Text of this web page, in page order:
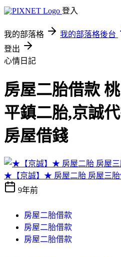
登入
我的部落格 我的部落格後台
登出
心情日記
房屋二胎借款
平鎮二胎,京誠
房屋借錢
★【京誠】★ 房屋二胎 房屋三胎
9年前
房屋二胎借款
房屋二胎借款
房屋二胎借款